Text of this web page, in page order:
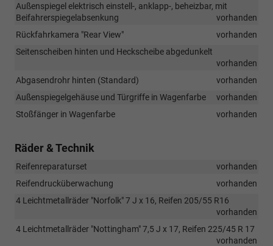
Außenspiegel elektrisch einstell-, anklapp-, beheizbar, mit
Beifahrerspiegelabsenkung
vorhanden
Rückfahrkamera "Rear View"
vorhanden
Seitenscheiben hinten und Heckscheibe abgedunkelt
vorhanden
Abgasendrohr hinten (Standard)
vorhanden
Außenspiegelgehäuse und Türgriffe in Wagenfarbe
vorhanden
Stoßfänger in Wagenfarbe
vorhanden
Räder & Technik
Reifenreparaturset
vorhanden
Reifendrucküberwachung
vorhanden
4 Leichtmetallräder "Norfolk" 7 J x 16, Reifen 205/55 R16
vorhanden
4 Leichtmetallräder "Nottingham" 7,5 J x 17, Reifen 225/45 R 17
vorhanden